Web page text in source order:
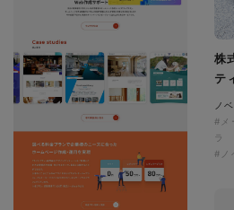
株
テ
ノ
#メ
ラ
#ノ